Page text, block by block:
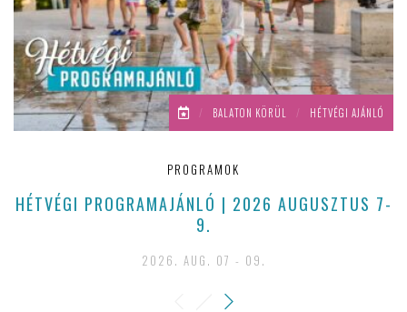
/ BALATON KÖRÜL / HÉTVÉGI AJÁNLÓ
PROGRAMOK
HÉTVÉGI PROGRAMAJÁNLÓ | 2026 AUGUSZTUS 7-
9.
2026. AUG. 07 - 09.